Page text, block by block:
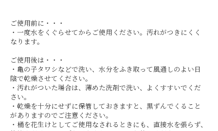
ご使用前に・・・
・一度水をくぐらせてからご使用ください。汚れがつきにくく
なります。
ご使用後は・・・
・亀の子タワシなどで洗い、水分をふき取って風通しのよい日
陰で乾燥させてください。
・汚れがついた場合は、薄めた洗剤で洗い、よくすすいでくだ
さい。
・乾燥を十分にせずに保管しておきますと、黒ずんでくること
がありますのでご注意ください。
・桶を花生けとしてご使用なされるときにも、直接水を張らず、